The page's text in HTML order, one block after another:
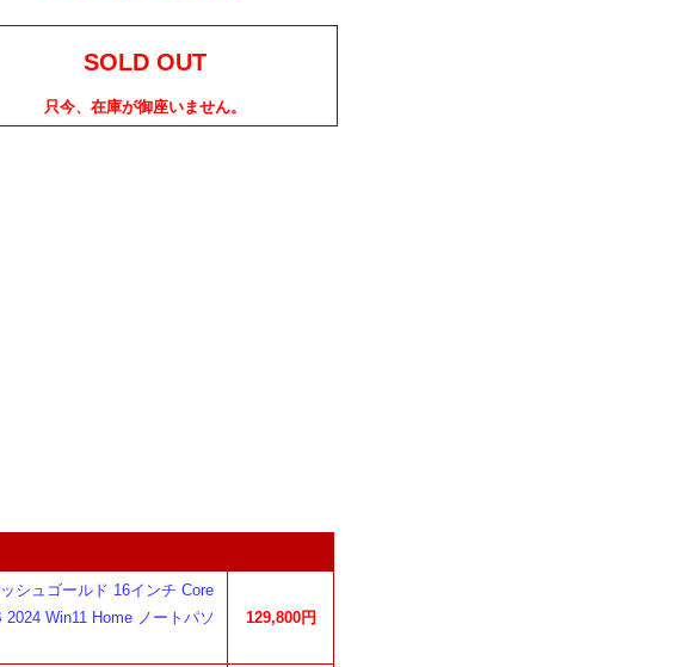
SOLD OUT
只今、在庫が御座いません。
シュゴールド 16インチ Core
Win11 Home ノートパソ
129,800円